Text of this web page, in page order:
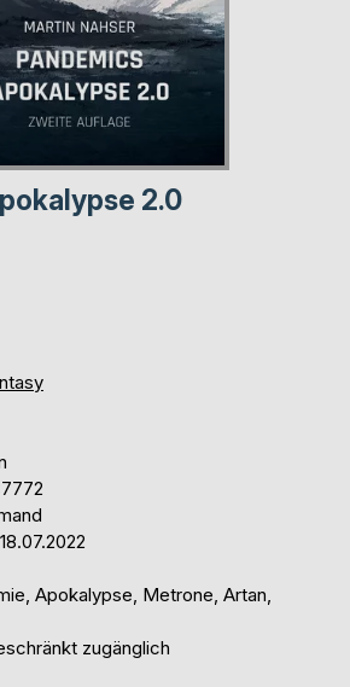
2.0
Apokalypse, Metrone, Artan,
zugänglich